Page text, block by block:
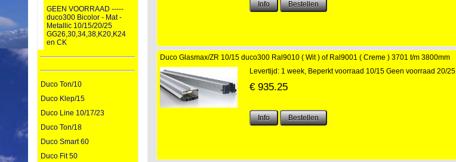
GEEN VOORRAAD -----
duco300 Bicolor - Mat -
Metallic 10/15/20/25
GG26,30,34,38,K20,K24
en CK
Duco Ton/10
Duco Klep/15
Duco Line 10/17/23
Duco Ton/18
Duco Smart 60
Duco Fit 50
Duco Glasmax/ZR 10/15 duco300 Ral9010 ( Wit ) of Ral9001 ( Creme ) 3701 t/m 3800mm
Levertijd: 1 week, Beperkt voorraad 10/15 Geen voorraad 20/25
€ 935.25